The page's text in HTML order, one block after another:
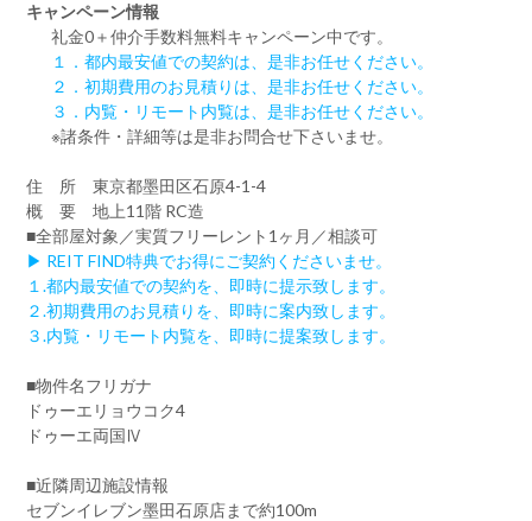
キャンペーン情報
礼金0＋仲介手数料無料キャンペーン中です。
１．都内最安値での契約は、是非お任せください。
２．初期費用のお見積りは、是非お任せください。
３．内覧・リモート内覧は、是非お任せください。
※諸条件・詳細等は是非お問合せ下さいませ。
住 所 東京都墨田区石原4-1-4
概 要 地上11階 RC造
■全部屋対象／実質フリーレント1ヶ月／相談可
▶ REIT FIND特典でお得にご契約くださいませ。
１.都内最安値での契約を、即時に提示致します。
２.初期費用のお見積りを、即時に案内致します。
３.内覧・リモート内覧を、即時に提案致します。
■物件名フリガナ
ドゥーエリョウコク4
ドゥーエ両国Ⅳ
■近隣周辺施設情報
セブンイレブン墨田石原店まで約100m